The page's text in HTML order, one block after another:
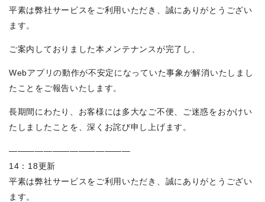
平素は弊社サービスをご利用いただき、誠にありがとうござい
ます。
ご案内しておりました本メンテナンスが完了し、
Webアプリの動作が不安定になっていた事象が解消いたしまし
たことをご報告いたします。
長期間にわたり、お客様には多大なご不便、ご迷惑をおかけい
たしましたことを、深くお詫び申し上げます。
——————————————
14：18更新
平素は弊社サービスをご利用いただき、誠にありがとうござい
ます。